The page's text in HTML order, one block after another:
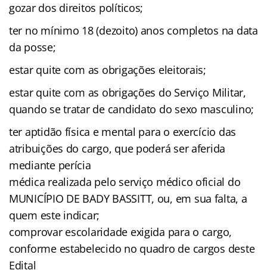
gozar dos direitos políticos;
ter no mínimo 18 (dezoito) anos completos na data
da posse;
estar quite com as obrigações eleitorais;
estar quite com as obrigações do Serviço Militar,
quando se tratar de candidato do sexo masculino;
ter aptidão física e mental para o exercício das
atribuições do cargo, que poderá ser aferida
mediante perícia
médica realizada pelo serviço médico oficial do
MUNICÍPIO DE BADY BASSITT, ou, em sua falta, a
quem este indicar;
comprovar escolaridade exigida para o cargo,
conforme estabelecido no quadro de cargos deste
Edital